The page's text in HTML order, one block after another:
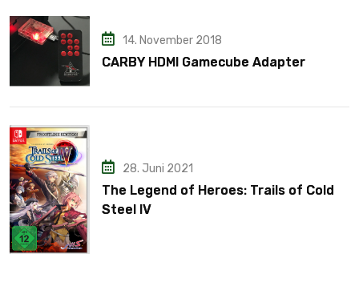
14. November 2018
CARBY HDMI Gamecube Adapter
28. Juni 2021
The Legend of Heroes: Trails of Cold
Steel IV